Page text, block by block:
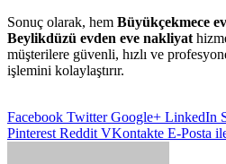
Sonuç olarak, hem Büyükçekmece
Beylikdüzü evden eve nakliyat
müşterilere güvenli, hızlı ve
işlemini kolaylaştırır.
Facebook Twitter Google+ LinkedIn
Pinterest Reddit VKontakte E-Posta